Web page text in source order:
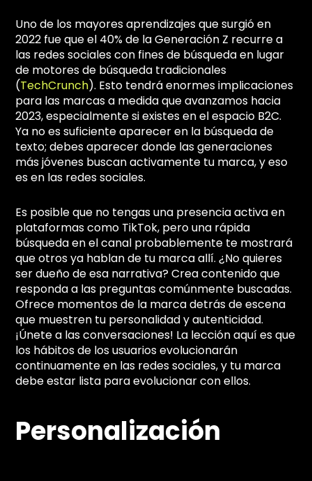
Uno de los mayores aprendizajes que surgió en
2022 fue que el 40% de la Generación Z recurre a
las redes sociales con fines de búsqueda en lugar
de motores de búsqueda tradicionales
(TechCrunch). Esto tendrá enormes implicaciones
para las marcas a medida que avanzamos hacia
2023, especialmente si existes en el espacio B2C.
Ya no es suficiente aparecer en la búsqueda de
texto; debes aparecer donde las generaciones
más jóvenes buscan activamente tu marca, y eso
es en las redes sociales.
Es posible que no tengas una presencia activa en
plataformas como TikTok, pero una rápida
búsqueda en el canal probablemente te mostrará
que otros ya hablan de tu marca allí. ¿No quieres
ser dueño de esa narrativa? Crea contenido que
responda a las preguntas comúnmente buscadas.
Ofrece momentos de la marca detrás de escena
que muestren tu personalidad y autenticidad.
¡Únete a las conversaciones! La lección aquí es que
los hábitos de los usuarios evolucionarán
continuamente en las redes sociales, y tu marca
debe estar lista para evolucionar con ellos.
Personalización